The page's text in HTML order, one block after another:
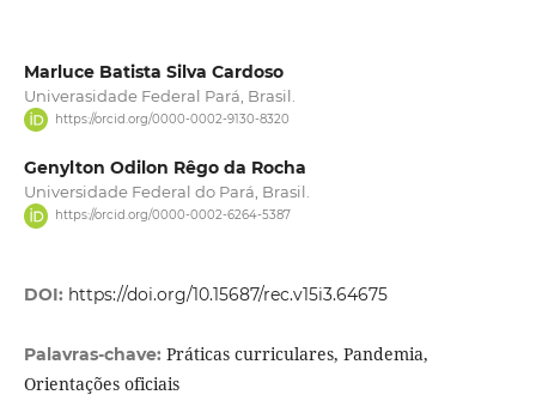
Marluce Batista Silva Cardoso
Univerasidade Federal Pará, Brasil.
https://orcid.org/0000-0002-9130-8320
Genylton Odilon Rêgo da Rocha
Universidade Federal do Pará, Brasil.
https://orcid.org/0000-0002-6264-5387
DOI: https://doi.org/10.15687/rec.v15i3.64675
Palavras-chave: Práticas curriculares, Pandemia,
Orientações oficiais